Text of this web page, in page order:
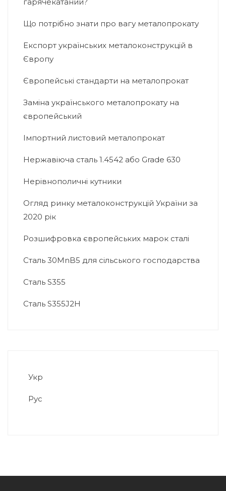
Що потрібно знати про вагу металопрокату
Експорт українських металоконструкцій в
Європу
Європейські стандарти на металопрокат
Заміна українського металопрокату на
європейський
Імпортний листовий металопрокат
Нержавіюча сталь 1.4542 або Grade 630
Нерівнополичні кутники
Огляд ринку металоконструкцій України за
2020 рік
Розшифровка європейських марок сталі
Сталь 30MnB5 для сільського господарства
Сталь S355
Сталь S355J2H
Укр
Рус